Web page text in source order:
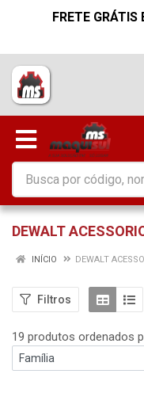
FRETE
DEWALT
INÍCIO DEWALT
Filtros
19 produtos ordenados